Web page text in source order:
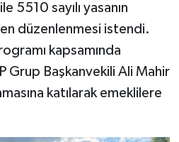
5510 sayılı yasanın
düzenlenmesi istendi.
kapsamında
Grup Başkanvekili Ali Mahir
katılarak emeklilere